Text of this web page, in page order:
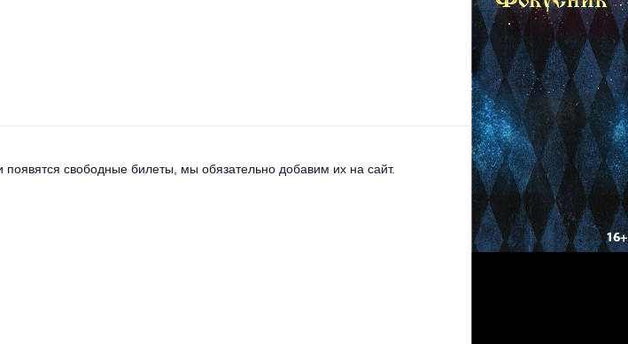
свободные билеты, мы обязательно добавим их на сайт.